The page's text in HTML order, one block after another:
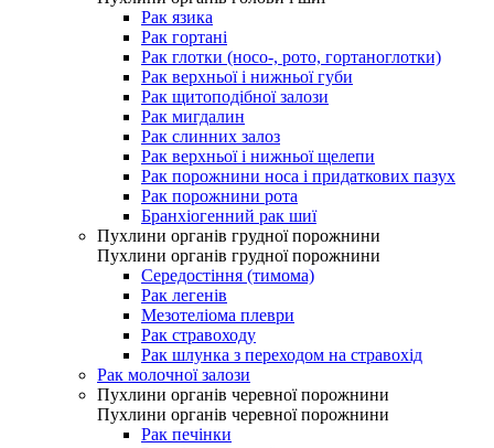
Рак язика
Рак гортані
Рак глотки (носо-, рото, гортаноглотки)
Рак верхньої і нижньої губи
Рак щитоподібної залози
Рак мигдалин
Рак слинних залоз
Рак верхньої і нижньої щелепи
Рак порожнини носа і придаткових пазух
Рак порожнини рота
Бранхіогенний рак шиї
Пухлини органів грудної порожнини
Пухлини органів грудної порожнини
Середостіння (тимома)
Рак легенів
Мезотеліома плеври
Рак стравоходу
Рак шлунка з переходом на стравохід
Рак молочної залози
Пухлини органів черевної порожнини
Пухлини органів черевної порожнини
Рак печінки